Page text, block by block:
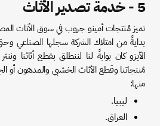
5 - خدمة تصدير الأثاث
بدايةً من امتلاك الشركة سجلها الصناعي
الآيزو كان بوابةً لنا لننطلق بقطع أثاثنا
مُنتجاتنا وقطع الأثاث الخشبي والمدهون أو
منها:
ليبيا.
العراق.